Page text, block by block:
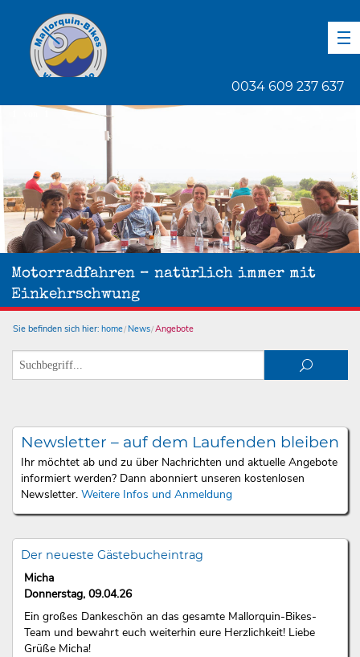
0034 609 237 637
Motorradfahren – natürlich immer mit
Einkehrschwung
Sie befinden sich hier: home News Angebote
Newsletter – auf dem Laufenden bleiben
Ihr möchtet ab und zu über Nachrichten und aktuelle Angebote
informiert werden? Dann abonniert unseren kostenlosen
Newsletter. Weitere Infos und Anmeldung
Der neueste Gästebucheintrag
Micha
Donnerstag, 09.04.26
Ein großes Dankeschön an das gesamte Mallorquin-Bikes-
Team und bewahrt euch weiterhin eure Herzlichkeit! Liebe
Grüße Micha!